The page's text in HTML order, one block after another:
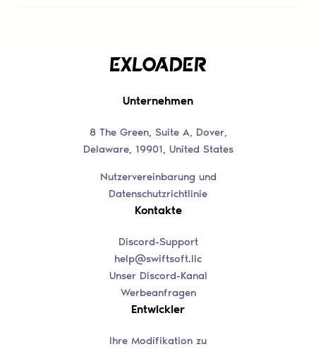
Unternehmen
8 The Green, Suite A, Dover,
Delaware, 19901, United States
Nutzervereinbarung und
Datenschutzrichtlinie
Kontakte
Discord-Support
help@swiftsoft.llc
Unser Discord-Kanal
Werbeanfragen
Entwickler
Ihre Modifikation zu